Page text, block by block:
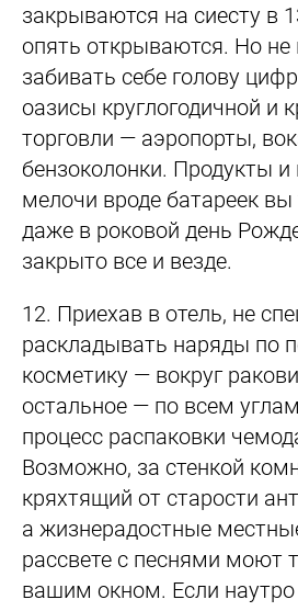
закрываются на сиесту в
опять открываются. Но не
забивать себе голову
оазисы круглогодичной и
торговли — аэропорты,
бензоколонки. Продукты
мелочи вроде батареек
даже в роковой день
закрыто все и везде.
12. Приехав в отель, не
раскладывать наряды по
косметику — вокруг
остальное — по всем
процесс распаковки
Возможно, за стенкой
кряхтящий от старости
а жизнерадостные
рассвете с песнями моют
вашим окном. Если наутро